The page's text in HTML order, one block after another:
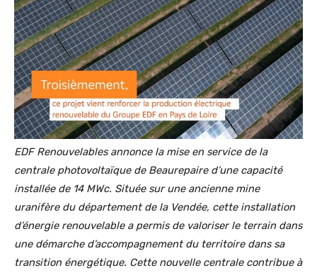
EDF Renouvelables annonce la mise en service de la
centrale photovoltaïque de Beaurepaire d’une capacité
installée de 14 MWc. Située sur une ancienne mine
uranifère du département de la Vendée, cette installation
d’énergie renouvelable a permis de valoriser le terrain dans
une démarche d’accompagnement du territoire dans sa
transition énergétique. Cette nouvelle centrale contribue à